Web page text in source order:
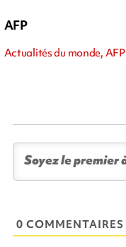
AFP
Actualités du monde, AFP
0 COMMENTAIRES